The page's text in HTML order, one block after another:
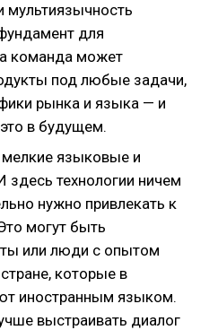
мультиязычность
для
команда может
под любые задачи,
рынка и языка — и
в будущем.
языковые и
технологии ничем
нужно привлекать к
могут быть
или люди с опытом
которые в
иностранным языком.
выстраивать диалог